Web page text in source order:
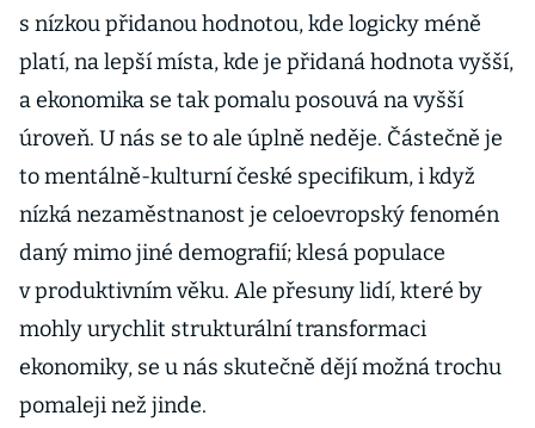
s nízkou přidanou hodnotou, kde logicky méně
platí, na lepší místa, kde je přidaná hodnota vyšší,
a ekonomika se tak pomalu posouvá na vyšší
úroveň. U nás se to ale úplně neděje. Částečně je
to mentálně-kulturní české specifikum, i když
nízká nezaměstnanost je celoevropský fenomén
daný mimo jiné demografií; klesá populace
v produktivním věku. Ale přesuny lidí, které by
mohly urychlit strukturální transformaci
ekonomiky, se u nás skutečně dějí možná trochu
pomaleji než jinde.